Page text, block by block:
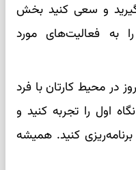
و سعی کنید بخش
را به فعالیت‌های مورد
در محیط کارتان با فرد
اول را تجربه کنید و
برنامه‌ریزی کنید. همیشه